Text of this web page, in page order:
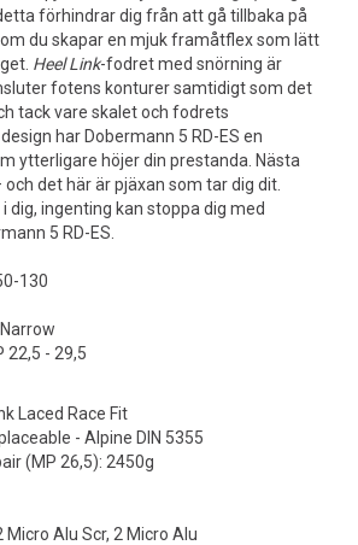
förhindrar dig från att gå tillbaka på
du skapar en mjuk framåtflex som lätt
Heel Link-fodret med snörning är
fotens konturer samtidigt som det
tack vare skalet och fodrets
har Dobermann 5 RD-ES en
ytterligare höjer din prestanda. Nästa
det här är pjäxan som tar dig dit.
dig, ingenting kan stoppa dig med
5 RD-ES.
130
22,5 - 29,5
Laced Race Fit
- Alpine DIN 5355
(MP 26,5): 2450g
Micro Alu Scr, 2 Micro Alu